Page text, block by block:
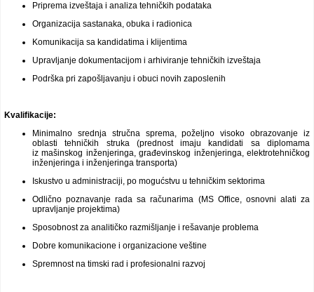
Priprema izveštaja i analiza tehničkih podataka
Organizacija sastanaka, obuka i radionica
Komunikacija sa kandidatima i klijentima
Upravljanje dokumentacijom i arhiviranje tehničkih izveštaja
Podrška pri zapošljavanju i obuci novih zaposlenih
Kvalifikacije:
Minimalno srednja stručna sprema, poželjno visoko obrazovanje iz
oblasti tehničkih struka (prednost imaju kandidati sa diplomama
iz mašinskog inženjeringa, građevinskog inženjeringa, elektrotehničkog
inženjeringa i inženjeringa transporta)
Iskustvo u administraciji, po mogućstvu u tehničkim sektorima
Odlično poznavanje rada sa računarima (MS Office, osnovni alati za
upravljanje projektima)
Sposobnost za analitičko razmišljanje i rešavanje problema
Dobre komunikacione i organizacione veštine
Spremnost na timski rad i profesionalni razvoj